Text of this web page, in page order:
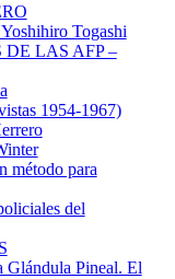
Togashi
DE LAS AFP –
1954-1967)
método para
del
Glándula Pineal. El